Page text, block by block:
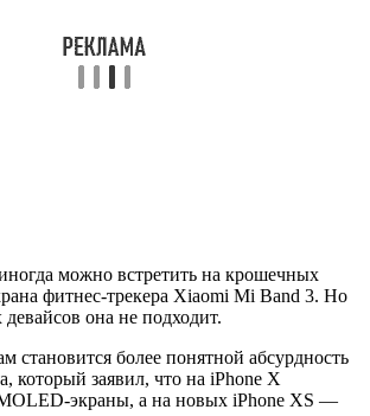
можно встретить на крошечных
фитнес-трекера Xiaomi Mi Band 3. Но
она не подходит.
становится более понятной абсурдность
который заявил, что на iPhone X
экраны, а на новых iPhone XS —